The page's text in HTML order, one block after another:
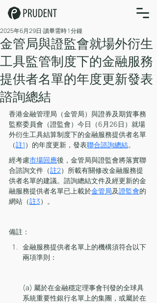
金管局與證監會就場外衍生
工具監管制度下的金融服務
提供者名單的年度更新發表
諮詢總結
2025年6月29日 讀畢需時 1 分鐘
香港金融管理局（金管局）與證券及期貨事務
監察委員會（證監會）今日（6月26日）就場
外衍生工具結算制度下的金融服務提供者名單
（註1）的年度更新，發表聯合諮詢總結。
經考慮市場回應後，金管局與證監會將落實聯
合諮詢文件（註2）所載有關修改金融服務提
供者名單的建議。諮詢總結文件及經更新的金
融服務提供者名單已上載於金管局及證監會的
網站（註3）。
備註：
金融服務提供者名單上的機構須符合以下
兩項準則：
(a) 屬於在金融穩定理事會刊發的全球具
系統重要性銀行名單上的集團，或屬於在